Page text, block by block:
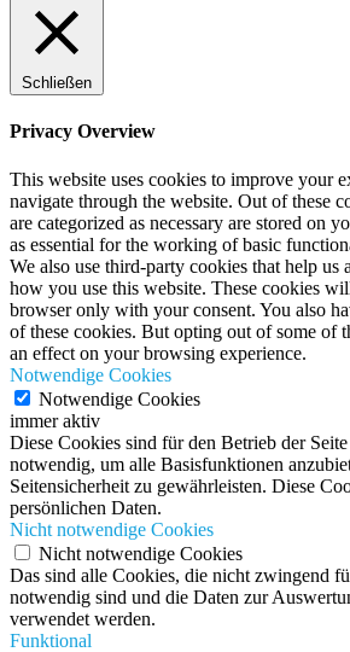
Schließen
Privacy Overview
This website uses cookies to improve your
navigate through the website. Out of these
are categorized as necessary are stored on
as essential for the working of basic
We also use third-party cookies that help us
how you use this website. These cookies
browser only with your consent. You also
of these cookies. But opting out of some of
an effect on your browsing experience.
Notwendige Cookies
Notwendige Cookies
immer aktiv
Diese Cookies sind für den Betrieb der
notwendig, um alle Basisfunktionen
Seitensicherheit zu gewährleisten. Diese
persönlichen Daten.
Nicht notwendige Cookies
Nicht notwendige Cookies
Das sind alle Cookies, die nicht zwingend
notwendig sind und die Daten zur
verwendet werden.
Funktional